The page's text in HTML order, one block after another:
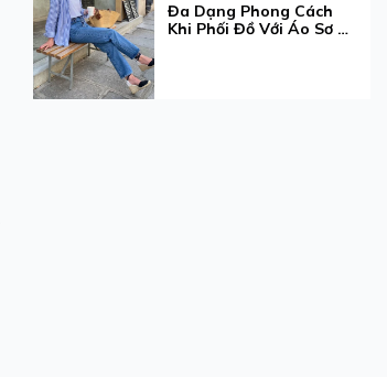
Đa Dạng Phong Cách
Khi Phối Đồ Với Áo Sơ Mi